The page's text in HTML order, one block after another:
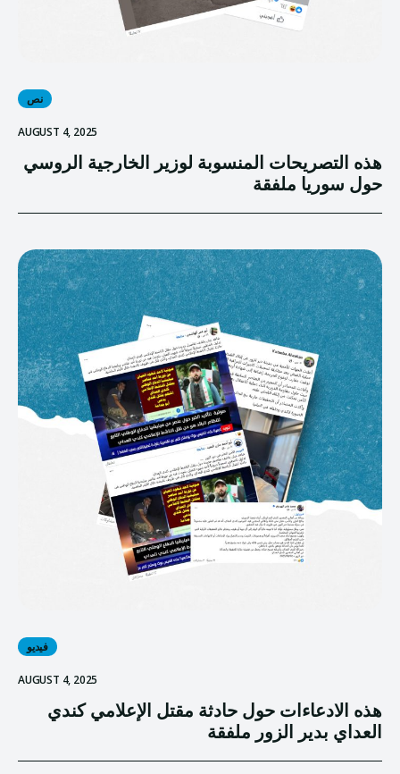
نص
AUGUST 4, 2025
هذه التصريحات المنسوبة لوزير الخارجية الروسي
حول سوريا ملفقة
فيديو
AUGUST 4, 2025
هذه الادعاءات حول حادثة مقتل الإعلامي كندي
العداي بدير الزور ملفقة